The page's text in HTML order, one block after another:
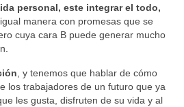
personal, este integrar el todo,
manera con promesas que se
cuya cara B puede generar mucho
, y tenemos que hablar de cómo
los trabajadores de un futuro que ya
les gusta, disfruten de su vida y al